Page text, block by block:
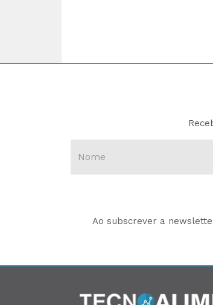
Ao subscrever a